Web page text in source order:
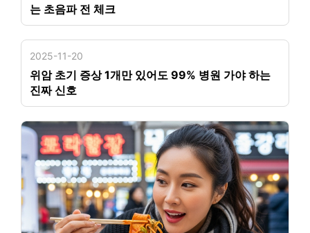
는 초음파 전 체크
2025-11-20
위암 초기 증상 1개만 있어도 99% 병원 가야 하는
진짜 신호